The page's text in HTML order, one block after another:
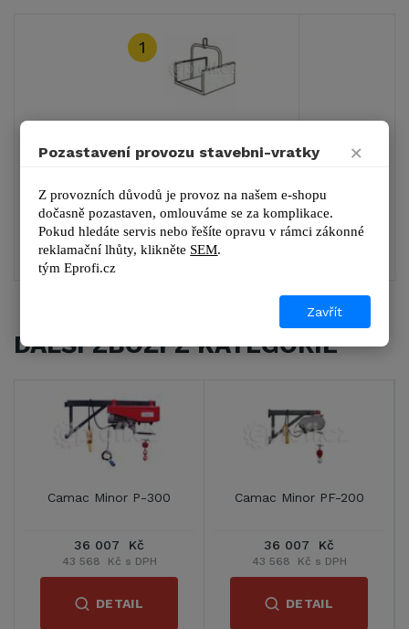
1
4 216 Kč s DPH
DETAIL
DALŠÍ ZBOŽÍ Z KATEGORIE
Camac Minor P-300
36 007 Kč
43 568 Kč s DPH
DETAIL
Camac Minor PF-200
36 007 Kč
43 568 Kč s DPH
DETAIL
Pozastavení provozu stavebni-vratky ×
Z provozních důvodů je provoz na našem e-shopu
dočasně pozastaven, omlouváme se za komplikace.
Pokud hledáte servis nebo řešíte opravu v rámci zákonné
reklamační lhůty, klikněte SEM.
tým Eprofi.cz
Zavřít